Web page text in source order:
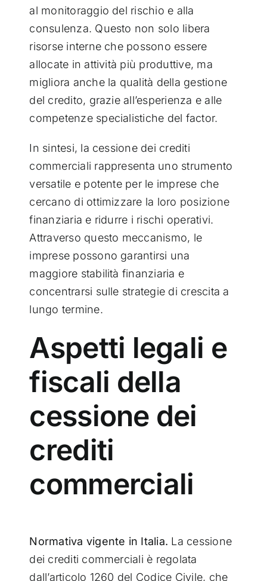
al monitoraggio del rischio e alla
consulenza. Questo non solo libera
risorse interne che possono essere
allocate in attività più produttive, ma
migliora anche la qualità della gestione
del credito, grazie all’esperienza e alle
competenze specialistiche del factor.
In sintesi, la cessione dei crediti
commerciali rappresenta uno strumento
versatile e potente per le imprese che
cercano di ottimizzare la loro posizione
finanziaria e ridurre i rischi operativi.
Attraverso questo meccanismo, le
imprese possono garantirsi una
maggiore stabilità finanziaria e
concentrarsi sulle strategie di crescita a
lungo termine.
Aspetti legali e
fiscali della
cessione dei
crediti
commerciali
Normativa vigente in Italia. La cessione
dei crediti commerciali è regolata
dall’articolo 1260 del Codice Civile, che